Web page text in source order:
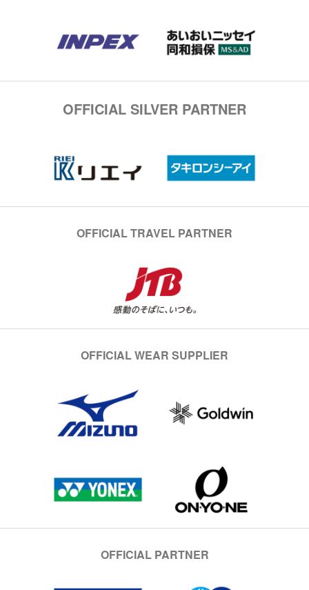
OFFICIAL SILVER PARTNER
OFFICIAL TRAVEL PARTNER
OFFICIAL WEAR SUPPLIER
OFFICIAL PARTNER